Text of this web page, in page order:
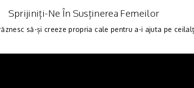
Sprijiniți-Ne În Susținerea Femeilor
să-și creeze propria cale pentru a-i ajuta pe